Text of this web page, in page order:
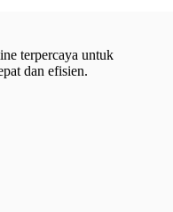
terpercaya untuk
dan efisien.